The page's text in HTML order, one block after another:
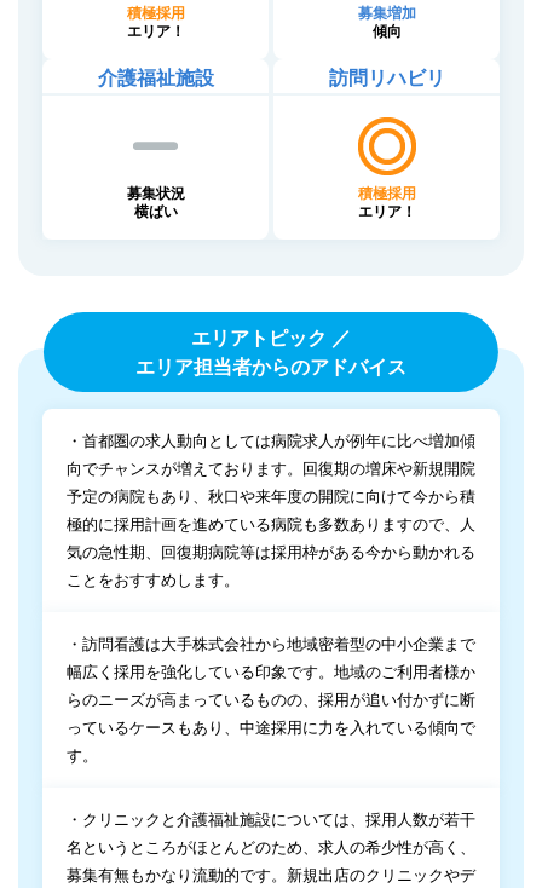
積極採用
エリア！
募集増加
傾向
介護福祉施設
募集状況
横ばい
訪問リハビリ
積極採用
エリア！
エリアトピック ／
エリア担当者からのアドバイス
・首都圏の求人動向としては病院求人が例年に比べ増加傾
向でチャンスが増えております。回復期の増床や新規開院
予定の病院もあり、秋口や来年度の開院に向けて今から積
極的に採用計画を進めている病院も多数ありますので、人
気の急性期、回復期病院等は採用枠がある今から動かれる
ことをおすすめします。
・訪問看護は大手株式会社から地域密着型の中小企業まで
幅広く採用を強化している印象です。地域のご利用者様か
らのニーズが高まっているものの、採用が追い付かずに断
っているケースもあり、中途採用に力を入れている傾向で
す。
・クリニックと介護福祉施設については、採用人数が若干
名というところがほとんどのため、求人の希少性が高く、
募集有無もかなり流動的です。新規出店のクリニックやデ